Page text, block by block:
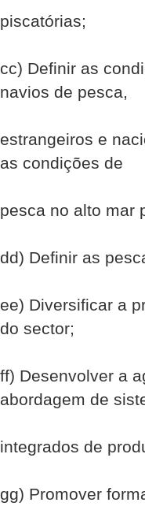
piscatórias;
cc) Definir as
navios de pesca,
estrangeiros e
as condições de
pesca no alto mar
dd) Definir as
ee) Diversificar a
do sector;
ff) Desenvolver a
abordagem de
integrados de
gg) Promover